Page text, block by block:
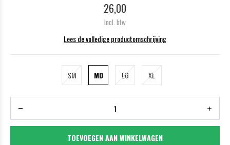
26,00
Incl. btw
Lees de volledige productomschrijving
SM MD LG XL
TOEVOEGEN AAN WINKELWAGEN